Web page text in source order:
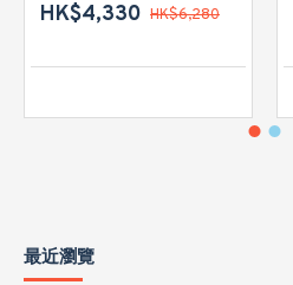
HK$4,330 HK$6,280
最近瀏覽